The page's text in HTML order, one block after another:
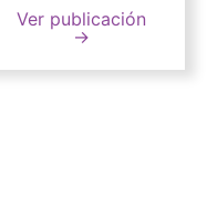
Ver publicación
→